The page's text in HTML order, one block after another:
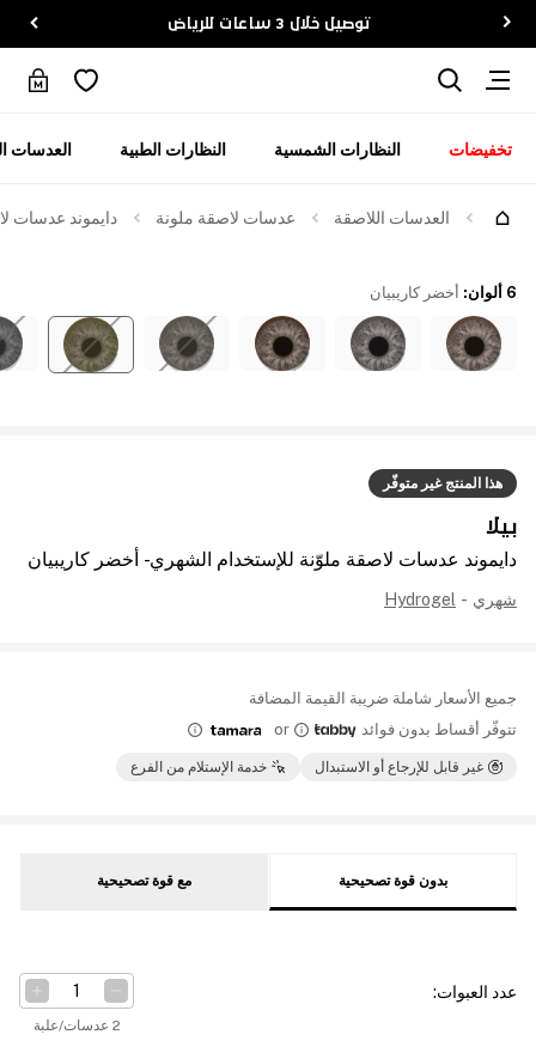
توصيل خلال 3 ساعات للرياض
تخفيضات النظارات الشمسية النظارات الطبية العدسات
العدسات اللاصقة عدسات لاصقة ملونة دايموند عدسات
هذا المنتج غير متوفّر
بيلا
دايموند عدسات لاصقة ملوّنة للإستخدام الشهري - أخضر كاريبيان
شهري -
Hydrogel
جميع الأسعار شاملة ضريبة القيمة المضافة
تتوفّر أقساط بدون فوائد
or
غير قابل للإرجاع أو الاستبدال خدمة الإستلام من الفرع
6 ألوان : أخضر كاريبيان
بدون قوة تصحيحية مع قوة تصحيحية
عدد العبوات:
2 عدسات/علبة